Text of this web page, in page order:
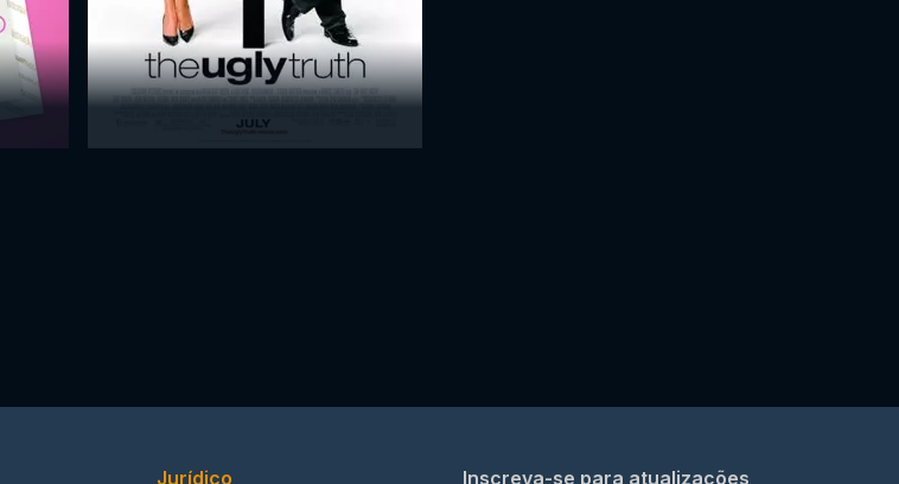
Jurídico Inscreva-se para atualizações